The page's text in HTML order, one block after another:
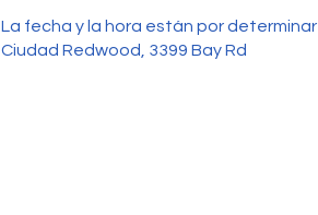
La fecha y la hora están por determinar
Ciudad Redwood, 3399 Bay Rd